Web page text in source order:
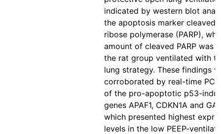
indicated by western blot
the apoptosis marker cleaved
ribose polymerase (PARP),
amount of cleaved PARP was
the rat group ventilated with
lung strategy. These findings
corroborated by real-time
of the pro-apoptotic p53-
genes APAF1, CDKN1A and
which presented highest
levels in the low PEEP-